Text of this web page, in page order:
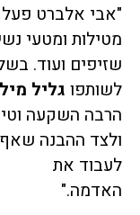
"אבי אלברט
מטילות ומטעי
שזיפים ועוד.
לשותפו גליל
הרבה השקעה
ולצד ההבנה
לעבוד את